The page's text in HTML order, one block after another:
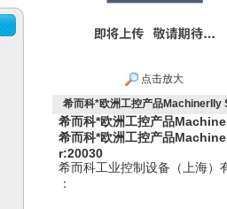
点击放大
希而科*欧洲工控产品MachinerIIy
希而科*欧洲工控产品
希而科*欧洲工控产品
r:20030
希而科工业控制设备（上海）
：